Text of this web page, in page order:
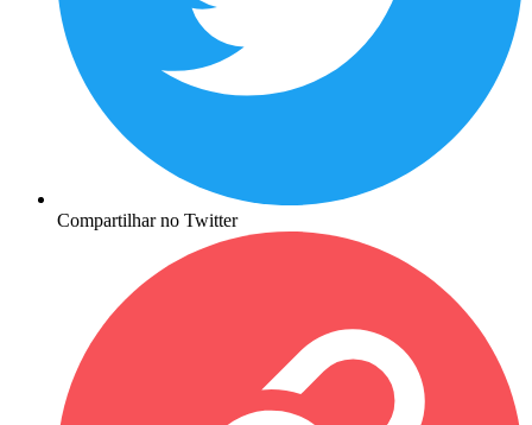
Compartilhar no Twitter